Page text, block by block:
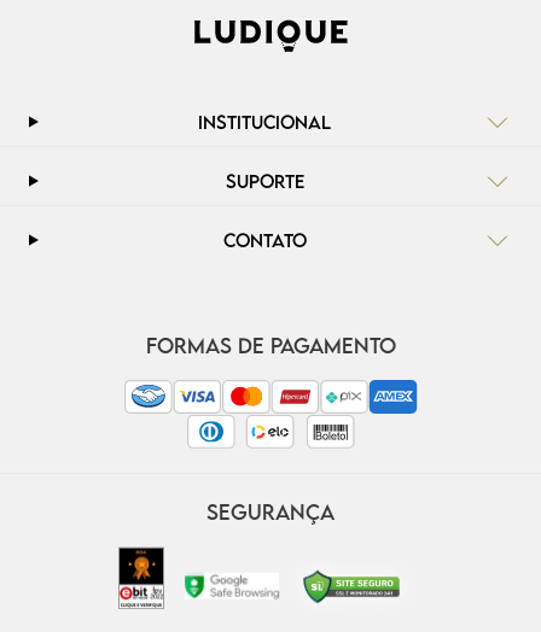
INSTITUCIONAL
SUPORTE
CONTATO
FORMAS DE PAGAMENTO
SEGURANÇA